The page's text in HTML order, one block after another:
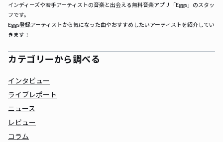
インディーズや若手アーティストの音楽と出会える無料音楽アプリ「Eggs」のスタッ
フです。
Eggs登録アーティストから気になった曲やおすすめしたいアーティストを紹介してい
きます！
カテゴリーから調べる
インタビュー
ライブレポート
ニュース
レビュー
コラム